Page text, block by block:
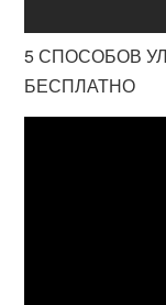
5 СПОСОБОВ
БЕСПЛАТНО